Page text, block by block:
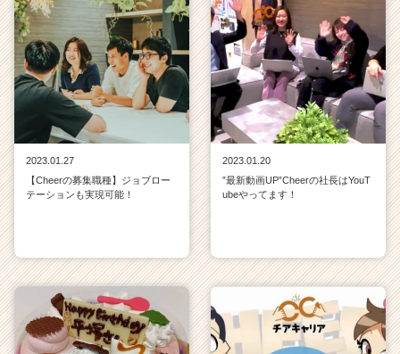
2023.01.27
【Cheerの募集職種】ジョブロー
テーションも実現可能！
2023.01.20
”最新動画UP”Cheerの社長はYouT
ubeやってます！